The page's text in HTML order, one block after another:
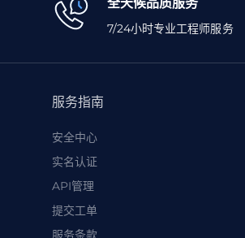
7/24小时专业工程师服务
服务指南
安全中心
实名认证
API管理
提交工单
服务条款